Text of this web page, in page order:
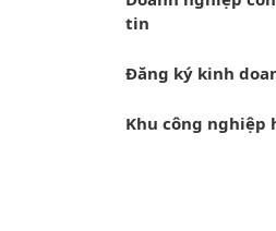
tin
Đăng ký kinh
Khu công nghiệp